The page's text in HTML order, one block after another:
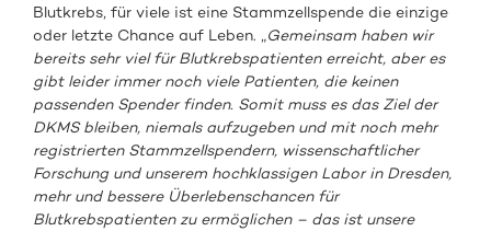
Blutkrebs, für viele ist eine Stammzellspende die einzige
oder letzte Chance auf Leben. „Gemeinsam haben wir
bereits sehr viel fürBlutkrebspatienten erreicht, aber es
gibt leider immer noch viele Patienten, die keinen
passenden Spender finden. Somit muss es das Ziel der
DKMS bleiben, niemals aufzugeben und mit noch mehr
registrierten Stammzellspendern, wissenschaftlicher
Forschung und unserem hochklassigen Labor in Dresden,
mehr und bessere Überlebenschancen für
Blutkrebspatienten zu ermöglichen – das ist unsere